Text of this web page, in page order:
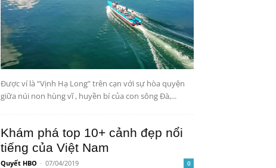
Được ví là “Vịnh Hạ Long” trên cạn với sự hòa quyện
giữa núi non hùng vĩ , huyền bí của con sông Đà,...
Khám phá top 10+ cảnh đẹp nổi
tiếng của Việt Nam
Quyết HBO - 07/04/2019 0